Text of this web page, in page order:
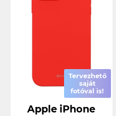
Tervezhető
saját
fotóval is!
Apple iPhone